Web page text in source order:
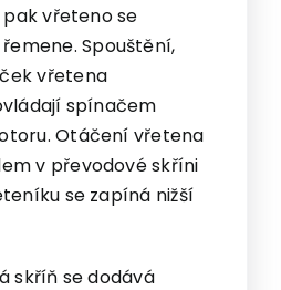
vřeteno se
Spouštění,
vřetena
spínačem
Otáčení vřetena
v převodové skříni
se zapíná nižší
skříň se dodává